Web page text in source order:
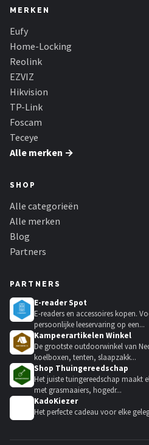
MERKEN
Eufy
Home-Locking
Reolink
EZVIZ
Hikvision
TP-Link
Foscam
Teceye
Alle merken →
SHOP
Alle categorieën
Alle merken
Blog
Partners
PARTNERS
E-reader Spot
E-readers en accessoires kopen.
persoonlijke leeservaring op een...
Kampeerartikelen Winkel
De grootste outdoorwinkel van
koelboxen, tenten, slaapzakk...
Shop Thuingereedschap
Het juiste tuingereedschap maakt
met grasmaaiers, hogedr...
KadoKiezer
Het perfecte cadeau voor elke